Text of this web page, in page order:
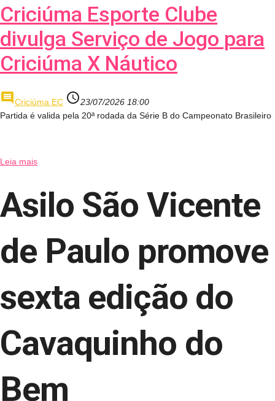
Criciúma Esporte Clube
divulga Serviço de Jogo para
Criciúma X Náutico
commentCriciúma EC access_time23/07/2026 18:00
Partida é valida pela 20ª rodada da Série B do Campeonato Brasileiro
Leia mais
Asilo São Vicente
de Paulo promove
sexta edição do
Cavaquinho do
Bem